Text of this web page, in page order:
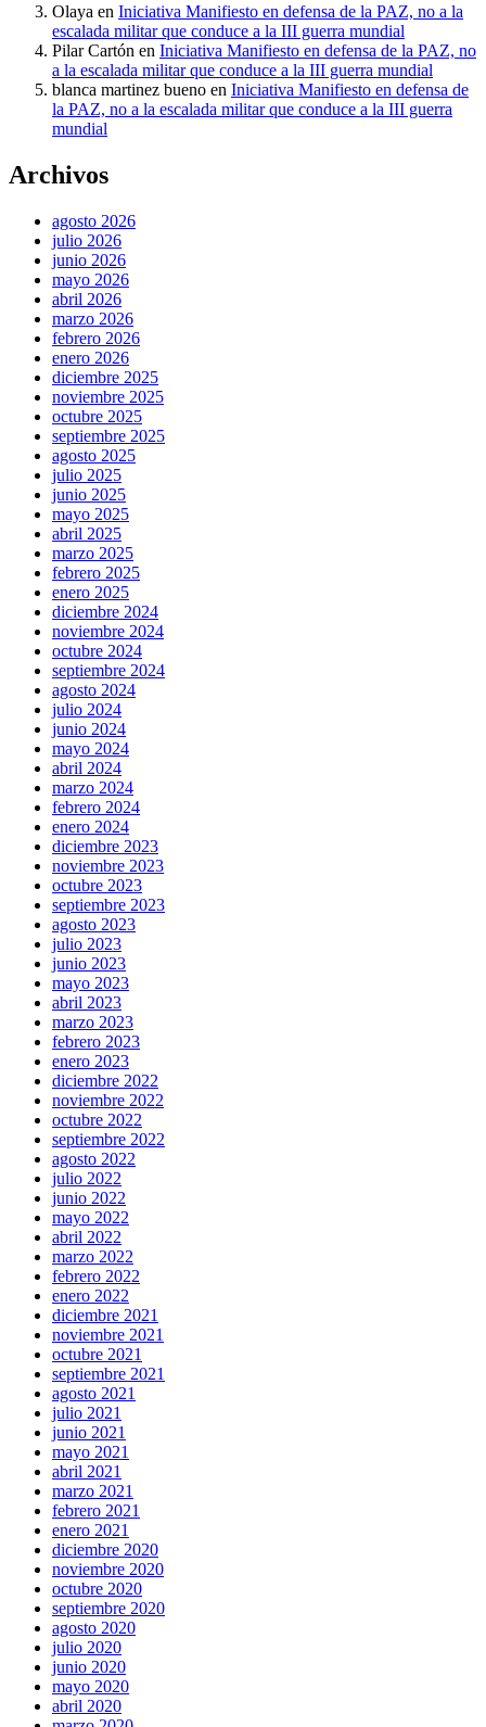
Olaya en Iniciativa Manifiesto en defensa de la PAZ, no a la
escalada militar que conduce a la III guerra mundial
Pilar Cartón en Iniciativa Manifiesto en defensa de la PAZ, no
a la escalada militar que conduce a la III guerra mundial
blanca martinez bueno en Iniciativa Manifiesto en defensa de
la PAZ, no a la escalada militar que conduce a la III guerra
mundial
Archivos
agosto 2026
julio 2026
junio 2026
mayo 2026
abril 2026
marzo 2026
febrero 2026
enero 2026
diciembre 2025
noviembre 2025
octubre 2025
septiembre 2025
agosto 2025
julio 2025
junio 2025
mayo 2025
abril 2025
marzo 2025
febrero 2025
enero 2025
diciembre 2024
noviembre 2024
octubre 2024
septiembre 2024
agosto 2024
julio 2024
junio 2024
mayo 2024
abril 2024
marzo 2024
febrero 2024
enero 2024
diciembre 2023
noviembre 2023
octubre 2023
septiembre 2023
agosto 2023
julio 2023
junio 2023
mayo 2023
abril 2023
marzo 2023
febrero 2023
enero 2023
diciembre 2022
noviembre 2022
octubre 2022
septiembre 2022
agosto 2022
julio 2022
junio 2022
mayo 2022
abril 2022
marzo 2022
febrero 2022
enero 2022
diciembre 2021
noviembre 2021
octubre 2021
septiembre 2021
agosto 2021
julio 2021
junio 2021
mayo 2021
abril 2021
marzo 2021
febrero 2021
enero 2021
diciembre 2020
noviembre 2020
octubre 2020
septiembre 2020
agosto 2020
julio 2020
junio 2020
mayo 2020
abril 2020